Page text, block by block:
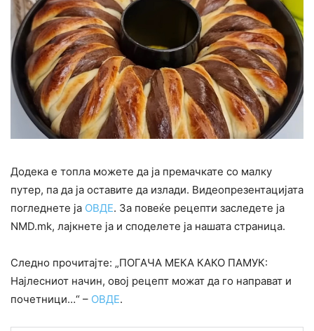
Додека е топла можете да ја премачкате со малку
путер, па да ја оставите да излади. Видеопрезентацијата
погледнете ја ОВДЕ. За повеќе рецепти заследете ја
NMD.mk, лајкнете ја и споделете ја нашата страница.
Следно прочитајте: „ПОГАЧА МЕКА КАКО ПАМУК:
Најлесниот начин, овој рецепт можат да го направат и
почетници…“ – ОВДЕ.